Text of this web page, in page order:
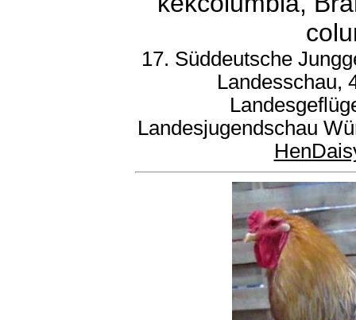
17. Süddeutsche
Landesschau,
Landesjugendschau